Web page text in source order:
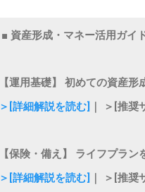
■ 資産形成・マネー活用ガイ
【運用基礎】 初めての資産形
＞[詳細解説を読む]
｜ ＞[推奨
【保険・備え】 ライフプラン
＞[詳細解説を読む]
｜ ＞[推奨